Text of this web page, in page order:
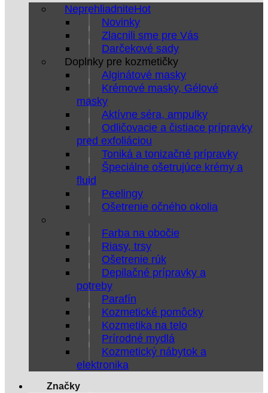
Neprehliadnite
Novinky
Zlacnili sme pre Vás
Darčekové sady
Doplnky pre kozmetičky
Alginátové masky
Krémové masky, Gélové
masky
Aktívne séra, ampulky
Odličovacie a čistiace prípravky
pred exfoliáciou
Toniká a tonizačné prípravky
Špeciálne ošetrujúce krémy a
fluid
Peelingy
Ošetrenie očného okolia
Farba na obočie
Riasy, trsy
Ošetrenie rúk
Depilačné prípravky a
potreby
Parafín
Kozmetické pomôcky
Kozmetika na telo
Prírodné mydlá
Kozmetický nábytok a
elektronika
Značky